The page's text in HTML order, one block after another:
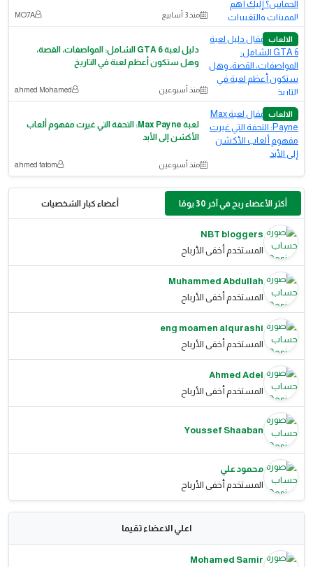
منذ 3 أسابيع MO7A
الالعاب
دليل لعبة GTA 6 الشامل: المواصفات، القصة،
وهل ستكون أعظم لعبة في التاريخ
منذ أسبوعين ahmed Mohamed
الالعاب
لعبة Max Payne: التحفة التي غيرت مفهوم ألعاب
الأكشن إلى الأبد
منذ أسبوعين ahmed fatom
أكثر الأعضاء ربح في آخر 30 يومًا أعضاء كبار الشخصيات
NBT bloggers
المستخدم أخفى الأرباح
Muhammed Abdullah
المستخدم أخفى الأرباح
eng moamen alqurashi
المستخدم أخفى الأرباح
Ahmed Adel
المستخدم أخفى الأرباح
Youssef Shaaban
محمود علي
المستخدم أخفى الأرباح
اعلي الاعضاء تقيما
Mohamed Samir